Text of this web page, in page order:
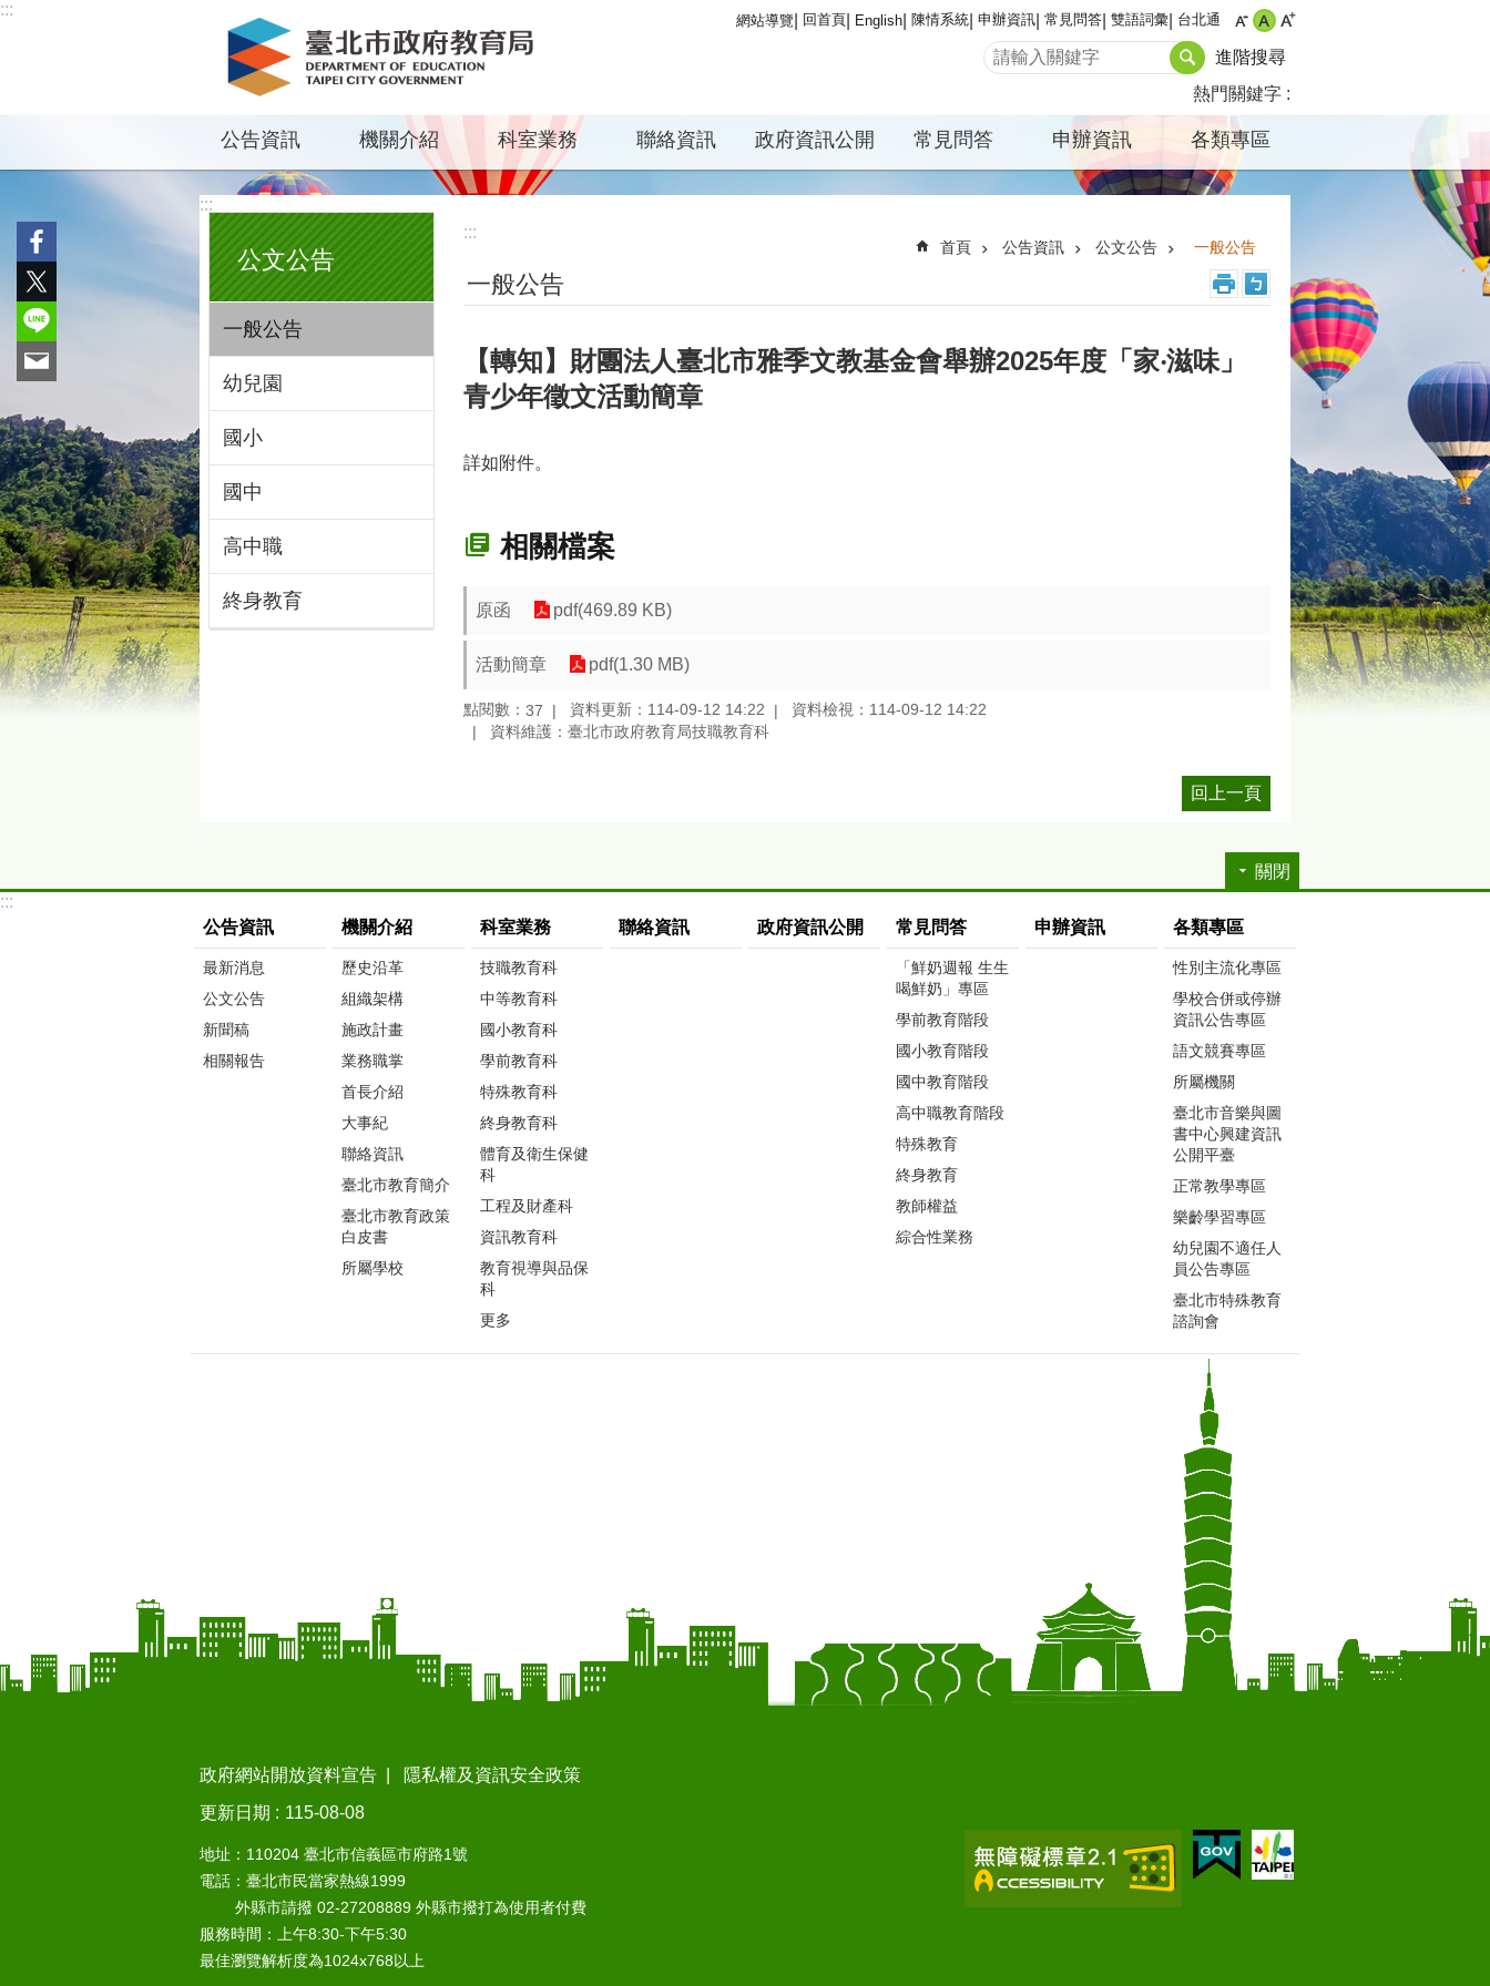
跳到主要內容區塊
:::
網站導覽 回首頁 English 陳情系統 申辦資訊 常見問答 雙語詞彙 台北通
進階搜尋
熱門關鍵字
公告資訊 機關介紹 科室業務 聯絡資訊 政府資訊公開 常見問答 申辦資訊 各類專區
:::
公文公告
一般公告
幼兒園
國小
國中
高中職
終身教育
:::
首頁 公告資訊 公文公告 一般公告
一般公告
【轉知】財團法人臺北市雅季文教基金會舉辦2025年度「家‧滋味」
青少年徵文活動簡章
詳如附件。
相關檔案
原函 pdf(469.89 KB)
活動簡章 pdf(1.30 MB)
點閱數： 37 資料更新：114-09-12 14:22
資料檢視：114-09-12 14:22
資料維護：臺北市政府教育局技職教育科
回上一頁
關閉
:::
公告資訊
最新消息
公文公告
新聞稿
相關報告
機關介紹
歷史沿革
組織架構
施政計畫
業務職掌
首長介紹
大事紀
聯絡資訊
臺北市教育簡介
臺北市教育政策
白皮書
所屬學校
科室業務
技職教育科
中等教育科
國小教育科
學前教育科
特殊教育科
終身教育科
體育及衛生保健
科
工程及財產科
資訊教育科
教育視導與品保
科
更多
聯絡資訊 政府資訊公開 常見問答
「鮮奶週報 生生
喝鮮奶」專區
學前教育階段
國小教育階段
國中教育階段
高中職教育階段
特殊教育
終身教育
教師權益
綜合性業務
申辦資訊 各類專區
性別主流化專區
學校合併或停辦
資訊公告專區
語文競賽專區
所屬機關
臺北市音樂與圖
書中心興建資訊
公開平臺
正常教學專區
樂齡學習專區
幼兒園不適任人
員公告專區
臺北市特殊教育
諮詢會
政府網站開放資料宣告
隱私權及資訊安全政策
更新日期
115-08-08
地址：110204 臺北市信義區市府路1號
電話：臺北市民當家熱線1999
外縣市請撥 02-27208889 外縣市撥打為使用者付費
服務時間：上午8:30-下午5:30
最佳瀏覽解析度為1024x768以上